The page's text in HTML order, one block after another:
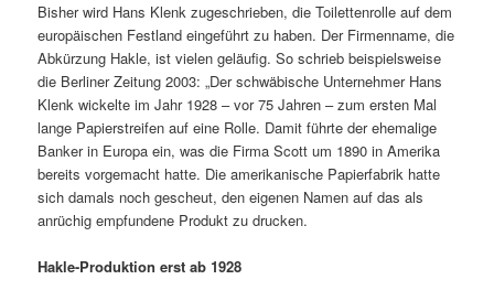
Bisher wird Hans Klenk zugeschrieben, die Toilettenrolle auf dem
europäischen Festland eingeführt zu haben. Der Firmenname, die
Abkürzung Hakle, ist vielen geläufig. So schrieb beispielsweise
die Berliner Zeitung 2003: „Der schwäbische Unternehmer Hans
Klenk wickelte im Jahr 1928 – vor 75 Jahren – zum ersten Mal
lange Papierstreifen auf eine Rolle. Damit führte der ehemalige
Banker in Europa ein, was die Firma Scott um 1890 in Amerika
bereits vorgemacht hatte. Die amerikanische Papierfabrik hatte
sich damals noch gescheut, den eigenen Namen auf das als
anrüchig empfundene Produkt zu drucken.
Hakle-Produktion erst ab 1928